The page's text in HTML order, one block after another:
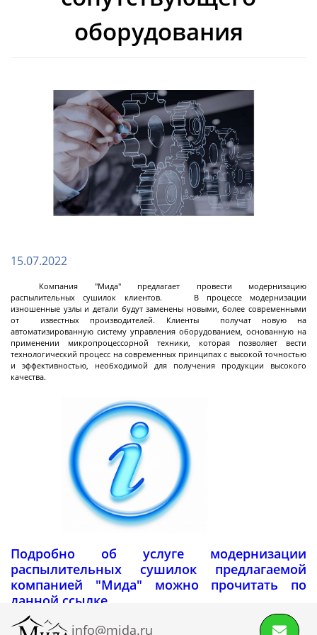
Циркуляционные
термостаты
Чиллеры
Термостаты нагрев охлаждение
Нагревающие термостаты
Криогенные машины
Промышленные чиллеры
Промышленные термостаты нагрев
охлаждение
Промышленные нагревающие термостаты
Система термостатирования группы
химических реакторов
Лабораторные криостаты
Лабораторные чиллеры
Лабораторные термостаты нагрев охлаждение
Далее
Центрифуга на платформе с верхней
разгрузкой
Центрифуги с верхней разгрузкой и прямым
приводом
Центрифуги с нижней выгрузкой и ножевым
съёмом осадка автомат
Центрифуги с нижней выгрузкой и ножевым
съёмом осадка полуавтомат
Центрифуги с нижней выгрузкой, ножевым
съёмом осадка и натяжным мешком
Центрифуги горизонтальные консольного типа
Центрифуги горизонтальные с ножевым
съёмом осадка
Центрифуги горизонтальные с ножевым
съёмом осадка и сифоном
Центрифуги горизонтальные во
взрывобезопасном исполнении
Центрифуги горизонтальные с пульсирующей
выгрузкой осадка
Трубчатые центрифуги
Декантерная центрифуга для осаждения
оборудования
15.07.2022
Компания "Мида" предлагает провести модернизацию
распылительных сушилок клиентов. В процессе модернизации
изношенные узлы и детали будут заменены новыми, более современными
от известных производителей. Клиенты получат новую на
автоматизированную систему управления оборудованием, основанную на
применении микропроцессорной техники, которая позволяет вести
технологический процесс на современных принципах с высокой точностью
и эффективностью, необходимой для получения продукции высокого
качества.
Подробно об услуге модернизации
распылительных сушилок предлагаемой
компанией "Мида" можно прочитать по
данной ссылке.
info@mida.ru